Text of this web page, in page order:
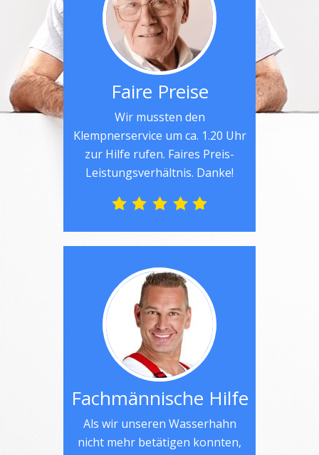
Faire Preise
Wir mussten den
Klempnerservice um ca. 1.20 Uhr
zur Hilfe rufen. Faires Preis-
Leistungsverhältnis. Danke!
Fachmännische Hilfe
Als wir unseren Wasserhahn
nicht mehr betätigen konnten,